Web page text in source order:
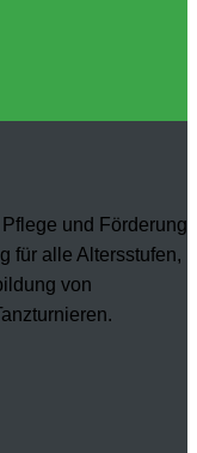
und Förderung
für alle Altersstufen,
von